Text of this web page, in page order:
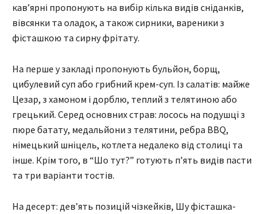
кав’ярні пропонують на вибір кілька видів сніданків,
вівсянки та оладок, а також сирники, вареники з
фісташкою та сирну фрітату.
На перше у закладі пропонують бульйон, борщ,
цибулевий суп або грибний крем-суп. Із салатів: майже
Цезар, з хамоном і дорблю, теплий з телятиною або
грецький. Серед основних страв: лосось на подушці з
пюре батату, медальйони з телятини, ребра BBQ,
німецький шніцель, котлета недалеко від столиці та
інше. Крім того, в “Шо тут?” готують п’ять видів пасти
та три варіанти тостів.
На десерт: дев’ять позицій чізкейків, Шу фісташка-